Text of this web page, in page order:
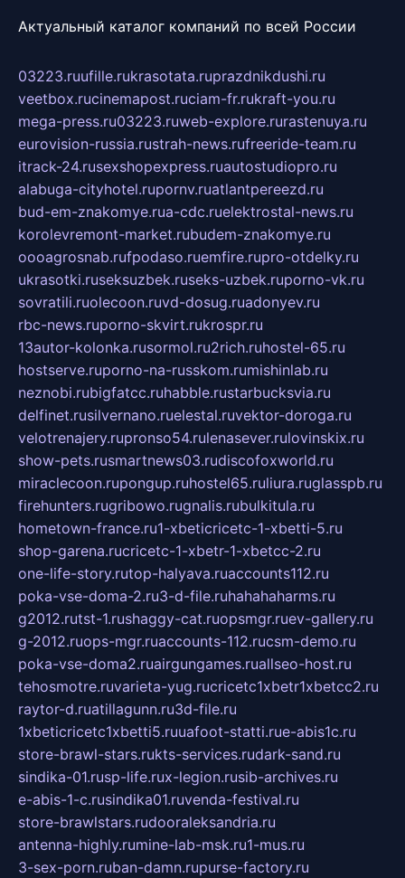
Актуальный каталог компаний по всей России
03223.ruufille.rukrasotata.ruprazdnikdushi.ru
veetbox.rucinemapost.ruciam-fr.rukraft-you.ru
mega-press.ru03223.ruweb-explore.rurastenuya.ru
eurovision-russia.rustrah-news.rufreeride-team.ru
itrack-24.rusexshopexpress.ruautostudiopro.ru
alabuga-cityhotel.rupornv.ruatlantpereezd.ru
bud-em-znakomye.rua-cdc.ruelektrostal-news.ru
korolevremont-market.rubudem-znakomye.ru
oooagrosnab.rufpodaso.ruemfire.rupro-otdelky.ru
ukrasotki.ruseksuzbek.ruseks-uzbek.ruporno-vk.ru
sovratili.ruolecoon.ruvd-dosug.ruadonyev.ru
rbc-news.ruporno-skvirt.rukrospr.ru
13autor-kolonka.rusormol.ru2rich.ruhostel-65.ru
hostserve.ruporno-na-russkom.rumishinlab.ru
neznobi.rubigfatcc.ruhabble.rustarbucksvia.ru
delfinet.rusilvernano.ruelestal.ruvektor-doroga.ru
velotrenajery.rupronso54.rulenasever.rulovinskix.ru
show-pets.rusmartnews03.rudiscofoxworld.ru
miraclecoon.rupongup.ruhostel65.ruliura.ruglasspb.ru
firehunters.rugribowo.rugnalis.rubulkitula.ru
hometown-france.ru1-xbeticricetc-1-xbetti-5.ru
shop-garena.rucricetc-1-xbetr-1-xbetcc-2.ru
one-life-story.rutop-halyava.ruaccounts112.ru
poka-vse-doma-2.ru3-d-file.ruhahahaharms.ru
g2012.rutst-1.rushaggy-cat.ruopsmgr.ruev-gallery.ru
g-2012.ruops-mgr.ruaccounts-112.rucsm-demo.ru
poka-vse-doma2.ruairgungames.ruallseo-host.ru
tehosmotre.ruvarieta-yug.rucricetc1xbetr1xbetcc2.ru
raytor-d.ruatillagunn.ru3d-file.ru
1xbeticricetc1xbetti5.ruuafoot-statti.rue-abis1c.ru
store-brawl-stars.rukts-services.rudark-sand.ru
sindika-01.rusp-life.rux-legion.rusib-archives.ru
e-abis-1-c.rusindika01.ruvenda-festival.ru
store-brawlstars.rudooraleksandria.ru
antenna-highly.rumine-lab-msk.ru1-mus.ru
3-sex-porn.ruban-damn.rupurse-factory.ru